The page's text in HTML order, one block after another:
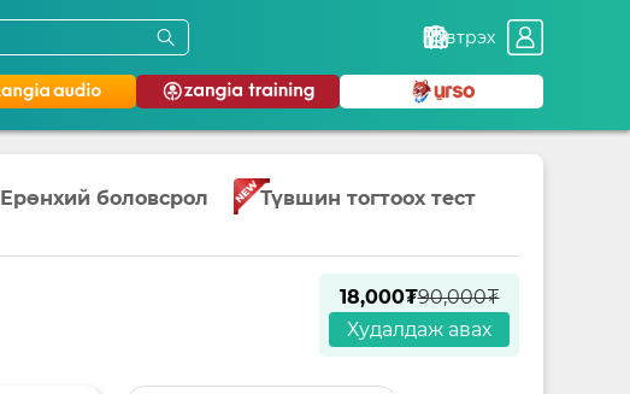
Нэвтрэх
Ерөнхий боловсрол Түвшин тогтоох тест
18,000₮90,000₮
Худалдаж авах